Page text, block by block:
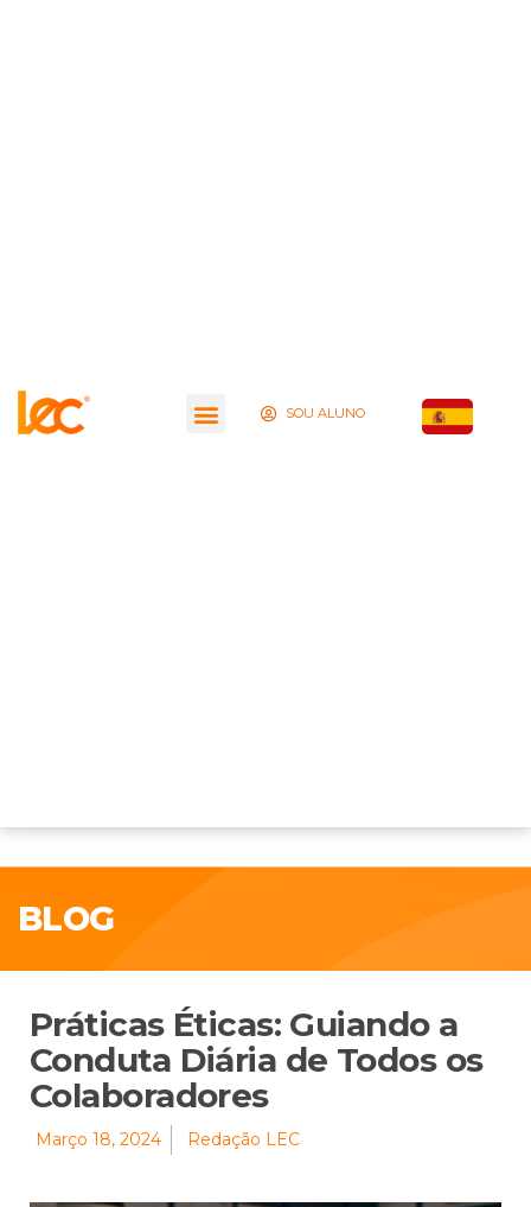
SOU ALUNO
BLOG
Práticas Éticas: Guiando a
Conduta Diária de Todos os
Colaboradores
Março 18, 2024 Redação LEC